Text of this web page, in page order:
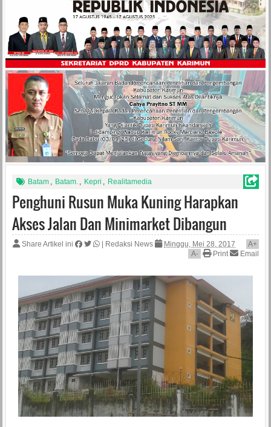
Batam , Batam. , Kepri , Realitamedia
Penghuni Rusun Muka Kuning Harapkan
Akses Jalan Dan Minimarket Dibangun
Share Artikel ini Redaksi News Minggu, Mei 28, 2017 A+
A- Print Email